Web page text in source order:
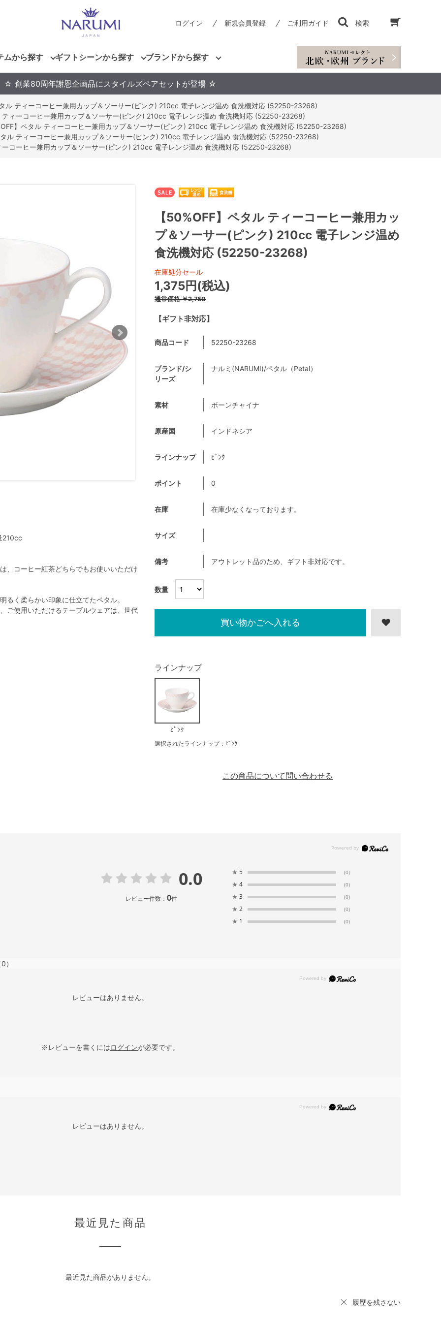
ログイン 新規会員登録 ご利用ガイド 検索
ムから探す ギフトシーンから探す ブランドから探す
☆ 創業80周年謝恩企画品にスタイルズペアセットが登場 ☆
ル ティーコーヒー兼用カップ＆ソーサー(ピンク) 210cc 電子レンジ温め 食洗機対応 (52250-23268)
ティーコーヒー兼用カップ＆ソーサー(ピンク) 210cc 電子レンジ温め 食洗機対応 (52250-23268)
】ペタル ティーコーヒー兼用カップ＆ソーサー(ピンク) 210cc 電子レンジ温め 食洗機対応 (52250-23268)
ル ティーコーヒー兼用カップ＆ソーサー(ピンク) 210cc 電子レンジ温め 食洗機対応 (52250-23268)
ーコーヒー兼用カップ＆ソーサー(ピンク) 210cc 電子レンジ温め 食洗機対応 (52250-23268)
210cc
、コーヒー紅茶どちらでもお使いいただけ
るく柔らかい印象に仕立てたペタル。
ご使用いただけるテーブルウェアは、世代
【ギフト非対応】
【50%OFF】ペタル ティーコーヒー兼用カッ
プ＆ソーサー(ピンク) 210cc 電子レンジ温め
食洗機対応 (52250-23268)
在庫処分セール
1,375円(税込)
通常価格￥2,750
数量
商品コード 52250-23268
ブランド/シ
リーズ
ナルミ(NARUMI)/ペタル（Petal）
素材 ボーンチャイナ
原産国 インドネシア
ラインナップ ﾋﾟﾝｸ
ポイント 0
在庫 在庫少なくなっております。
サイズ
備考 アウトレット品のため、ギフト非対応です。
ラインナップ
ﾋﾟﾝｸ
選択されたラインナップ：ﾋﾟﾝｸ
買い物かごへ入れる
この商品について問い合わせる
0.0
レビュー件数： 0件
★ 5 (0)
★ 4 (0)
★ 3 (0)
★ 2 (0)
★ 1 (0)
）
レビューはありません。
※レビューを書くにはログインが必要です。
レビューはありません。
最近見た商品
最近見た商品がありません。
履歴を残さない